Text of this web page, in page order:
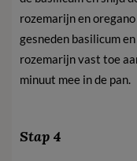
rozemarijn en
gesneden basilicum
rozemarijn vast toe
minuut mee in de pan.
Stap 4